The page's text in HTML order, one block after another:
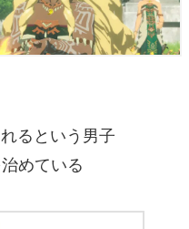
るという男子
めている